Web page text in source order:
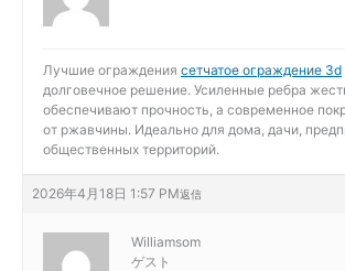
Лучшие ограждения сетчатое ограждение 3d
долговечное решение. Усиленные ребра
обеспечивают прочность, а современное
от ржавчины. Идеально для дома, дачи,
общественных территорий.
2026年4月18日 1:57 PM返信
Williamsom
ゲスト